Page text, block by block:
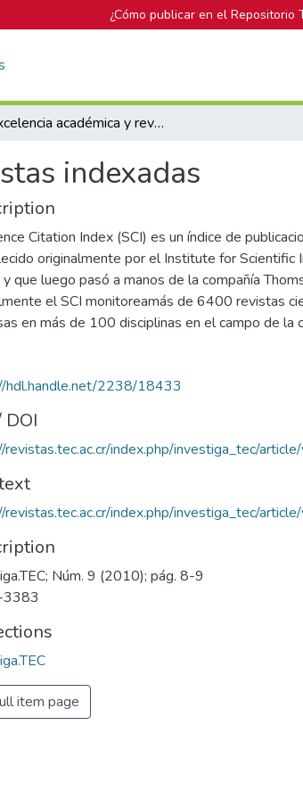
¿Cómo publicar en el Repositorio
Excelencia académica y revistas indexadas
indexadas
Citation Index (SCI) es un índice de
originalmente por el Institute for Scientific
que luego pasó a manos de la compañía
el SCI monitoreamás de 6400 revistas
en más de 100 disciplinas en el campo de la
hdl.handle.net/2238/18433
DOI
index.php/investiga_tec/
revistas.tec.ac.cr/index.php/investiga_tec/
Núm. 9 (2010); pág. 8-9
item page